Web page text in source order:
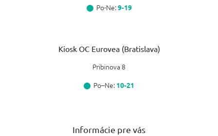
Po-Ne:9-19
Kiosk OC Eurovea (Bratislava)
Pribinova 8
Po–Ne: 10-21
Informácie pre vás